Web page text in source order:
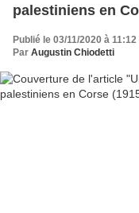
palestiniens en
Publié le 03/11/2020 à 11:12
Par Augustin Chiodetti